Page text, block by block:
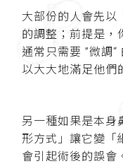
大部份的人會先以
的調整；前提是，
通常只需要 ”微調
以大大地滿足他們
另一種如果是本身
形方式」讓它變「
會引起術後的誤會